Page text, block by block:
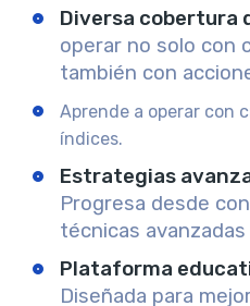
Diversa cobertura
operar no solo con
también con
Aprende a operar con
índices.
Estrategias
Progresa desde
técnicas
Plataforma
Diseñada para